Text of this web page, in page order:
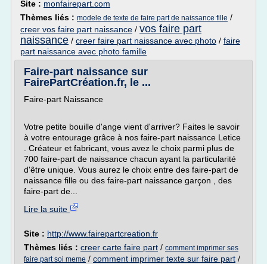
Site : monfairepart.com
Thèmes liés : modele de texte de faire part de naissance fille /
creer vos faire part naissance / vos faire part
naissance / creer faire part naissance avec photo / faire
part naissance avec photo famille
Faire-part naissance sur
FairePartCréation.fr, le ...
Faire-part Naissance
Votre petite bouille d'ange vient d'arriver? Faites le savoir
à votre entourage grâce à nos faire-part naissance Letice
. Créateur et fabricant, vous avez le choix parmi plus de
700 faire-part de naissance chacun ayant la particularité
d'être unique. Vous aurez le choix entre des faire-part de
naissance fille ou des faire-part naissance garçon , des
faire-part de...
Lire la suite
Site : http://www.fairepartcreation.fr
Thèmes liés : creer carte faire part / comment imprimer ses
faire part soi meme / comment imprimer texte sur faire part /